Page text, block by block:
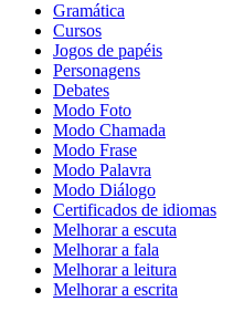
Gramática
Cursos
Jogos de papéis
Personagens
Debates
Modo Foto
Modo Chamada
Modo Frase
Modo Palavra
Modo Diálogo
Certificados de idiomas
Melhorar a escuta
Melhorar a fala
Melhorar a leitura
Melhorar a escrita